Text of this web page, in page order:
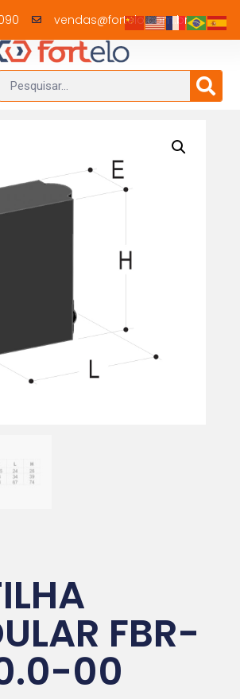
vendas@fortelo.com.br
FBR-
00